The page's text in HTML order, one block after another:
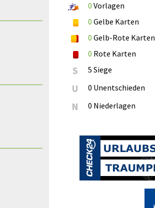
0 Vorlagen
0 Gelbe Karten
0 Gelb-Rote Karten
0 Rote Karten
S 5 Siege
U 0 Unentschieden
N 0 Niederlagen